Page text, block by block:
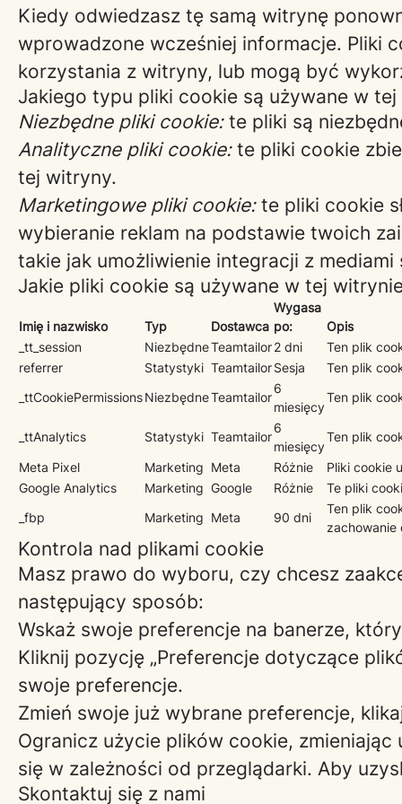
Kiedy odwiedzasz tę samą witrynę
wprowadzone wcześniej informacje. Pliki
korzystania z witryny, lub mogą być
Jakiego typu pliki cookie są używane w
Niezbędne pliki cookie:te pliki są
Analityczne pliki cookie:te pliki cookie
tej witryny.
Marketingowe pliki cookie:te pliki cookie
wybieranie reklam na podstawie twoich
takie jak umożliwienie integracji z mediami
Jakie pliki cookie są używane w tej
Imię i nazwisko Typ Dostawca
Wygasa
po:
Opis
_tt_session
NiezbędneTeamtailor2 dni
Ten plik
referrer
Statystyki TeamtailorSesja
Ten plik
_ttCookiePermissionsNiezbędneTeamtailor
6
miesięcy
Ten plik
_ttAnalytics Statystyki Teamtailor
6
miesięcy
Ten plik
Meta Pixel
Marketing Meta Różnie
Pliki cookie
Google Analytics
Marketing Google Różnie
Te pliki
_fbp
Marketing Meta 90 dni
Ten plik
Kontrola nad plikami cookie
Masz prawo do wyboru, czy chcesz
następujący sposób:
Wskaż swoje preferencje na banerze,
Kliknij pozycję „Preferencje dotyczące
swoje preferencje.
Zmień swoje już wybrane preferencje,
Ogranicz użycie plików cookie,
się w zależności od przeglądarki. Aby
Skontaktuj się z nami